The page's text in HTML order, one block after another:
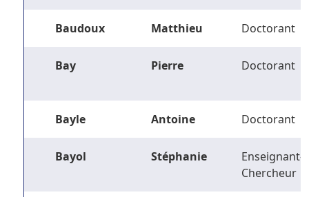
Baudoux Matthieu Doctorant
Bay Pierre Doctorant
Bayle Antoine Doctorant
Bayol Stéphanie
Enseignant-
Chercheur